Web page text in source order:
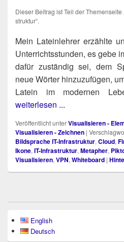
Die­ser Bei­trag ist Teil der
struk­tur“.
Mein Latein­leh­rer erzähl­te
Unter­richts­stun­den, es gebe
dafür zustän­dig sei, dem
neue Wör­ter hin­zu­zu­fü­gen,
Latein im moder­nen
weiterlesen ...
Veröffentlicht unterVisualisieren -
Visualisieren - Zeichnen |
Bildsprache IT-Infrastruktur, Cloud,
Ikone, IT-Infrastruktur, Metapher,
Visualisieren, VPN, Whiteboard |
Seitenleisten-
Widgetbereich
English
Deutsch